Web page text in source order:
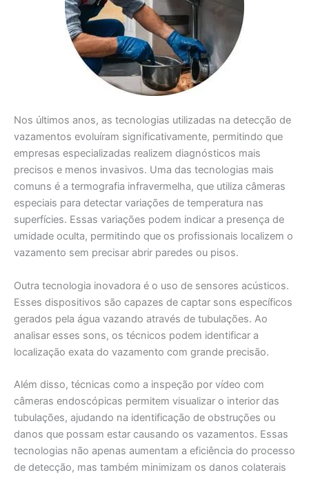
Nos últimos anos, as tecnologias utilizadas na detecção de
vazamentos evoluíram significativamente, permitindo que
empresas especializadas realizem diagnósticos mais
precisos e menos invasivos. Uma das tecnologias mais
comuns é a termografia infravermelha, que utiliza câmeras
especiais para detectar variações de temperatura nas
superfícies. Essas variações podem indicar a presença de
umidade oculta, permitindo que os profissionais localizem o
vazamento sem precisar abrir paredes ou pisos.
Outra tecnologia inovadora é o uso de sensores acústicos.
Esses dispositivos são capazes de captar sons específicos
gerados pela água vazando através de tubulações. Ao
analisar esses sons, os técnicos podem identificar a
localização exata do vazamento com grande precisão.
Além disso, técnicas como a inspeção por vídeo com
câmeras endoscópicas permitem visualizar o interior das
tubulações, ajudando na identificação de obstruções ou
danos que possam estar causando os vazamentos. Essas
tecnologias não apenas aumentam a eficiência do processo
de detecção, mas também minimizam os danos colaterais